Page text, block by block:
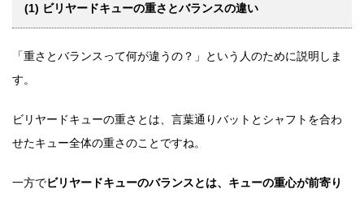
(1) ビリヤードキューの重さとバランスの違い
「重さとバランスって何が違うの？」という人のために説明しま
す。
ビリヤードキューの重さとは、言葉通りバットとシャフトを合わ
せたキュー全体の重さのことですね。
一方でビリヤードキューのバランスとは、キューの重心が前寄り